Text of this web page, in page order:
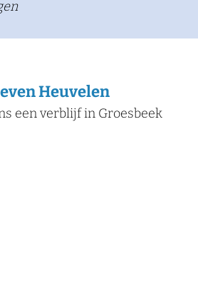
Heuvelen
een verblijf in Groesbeek